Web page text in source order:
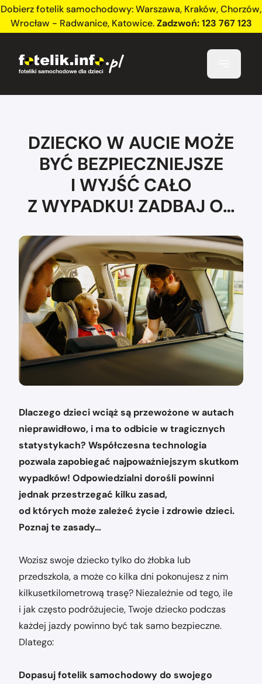
Dobierz fotelik samochodowy:Warszawa, Kraków,Chorzów,
Wrocław - Radwanice, Katowice.Zadzwoń:123 767 123
DZIECKO W AUCIE MOŻE
BYĆ BEZPIECZNIEJSZE
I WYJŚĆ CAŁO
Z WYPADKU! ZADBAJ O…
Dlaczego dzieci wciąż są przewożone w autach
nieprawidłowo, i ma to odbicie w tragicznych
statystykach? Współczesna technologia
pozwala zapobiegać najpoważniejszym skutkom
wypadków! Odpowiedzialni dorośli powinni
jednak przestrzegać kilku zasad,
od których może zależeć życie i zdrowie dzieci.
Poznaj te zasady…
Wozisz swoje dziecko tylko do żłobka lub
przedszkola, a może co kilka dni pokonujesz z nim
kilkusetkilometrową trasę? Niezależnie od tego, ile
i jak często podróżujecie, Twoje dziecko podczas
każdej jazdy powinno być tak samo bezpieczne.
Dlatego:
Dopasuj fotelik samochodowy do swojego